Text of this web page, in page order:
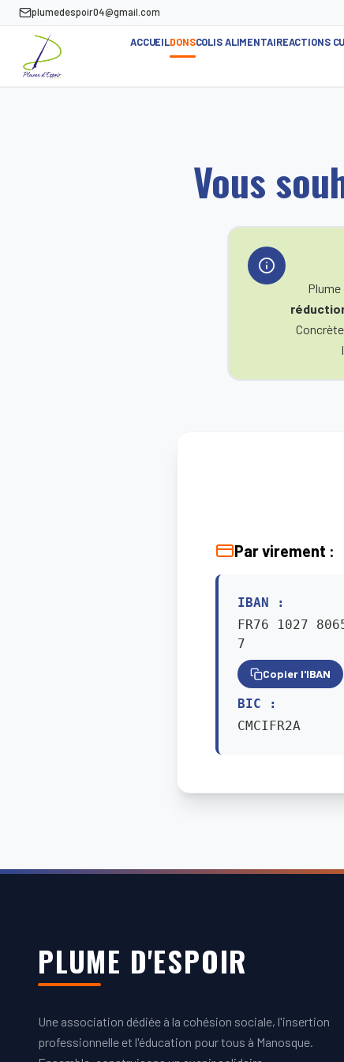
plumedespoir04@gmail.com
ACCUEILDONSCOLIS ALIMENTAIREACTIONS
Vous
Par virement :
IBAN :
FR76 1027
7
Copier l'IBAN
BIC :
CMCIFR2A
PLUME D'ESPOIR
Une association dédiée à la cohésion sociale, l'insertion
professionnelle et l'éducation pour tous à Manosque.